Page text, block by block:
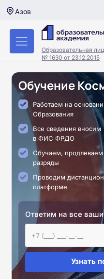
Азов
Образовательная
№ 1630 от 23.12.2015
Обучение
Работаем на
Образования
Все сведения вносим
в ФИС ФРДО
Обучаем,
разряды
Проводим
платформе
Ответим на все
Узнать
Нажимая на кнопку «Узнать